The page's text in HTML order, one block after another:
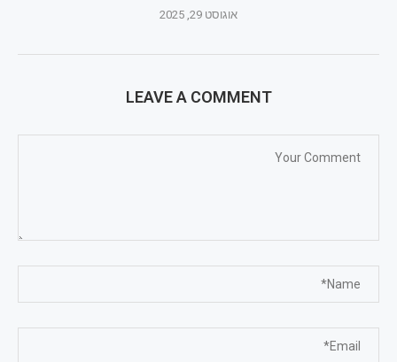
אוגוסט 29, 2025
LEAVE A COMMENT